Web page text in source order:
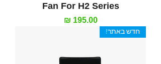
Fan For H2 Series
מחיר‏195.00 ‏₪
חדש באתר!